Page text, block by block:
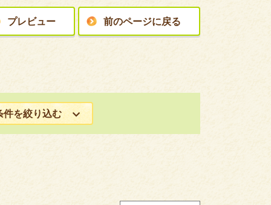
プレビュー 前のページに戻る
件を絞り込む